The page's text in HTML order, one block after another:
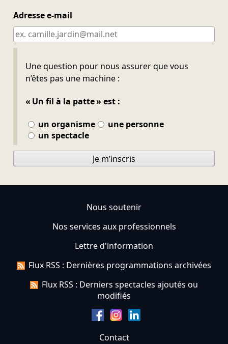
Adresse e-mail
Une question pour nous assurer que vous
n’êtes pas une machine :
« Un fil à la patte » est :
un organisme
une personne
un spectacle
Ne pas remplir
Je m’inscris
Nous soutenir
Nos services aux professionnels
Lettre d'information
Flux RSS : Dernières programmations archivées
Flux RSS : Derniers spectacles ajoutés ou
modifiés
Contact